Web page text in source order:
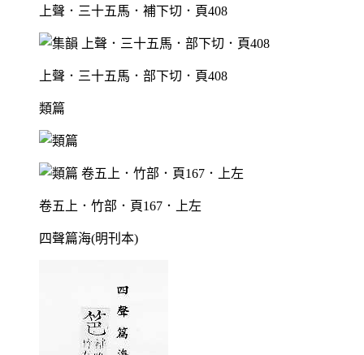
上聲．三十五馬．補下切．頁408
上聲．三十五馬．部下切．頁408
類篇
卷五上．竹部．頁167．上左
四聲篇海(明刊本)